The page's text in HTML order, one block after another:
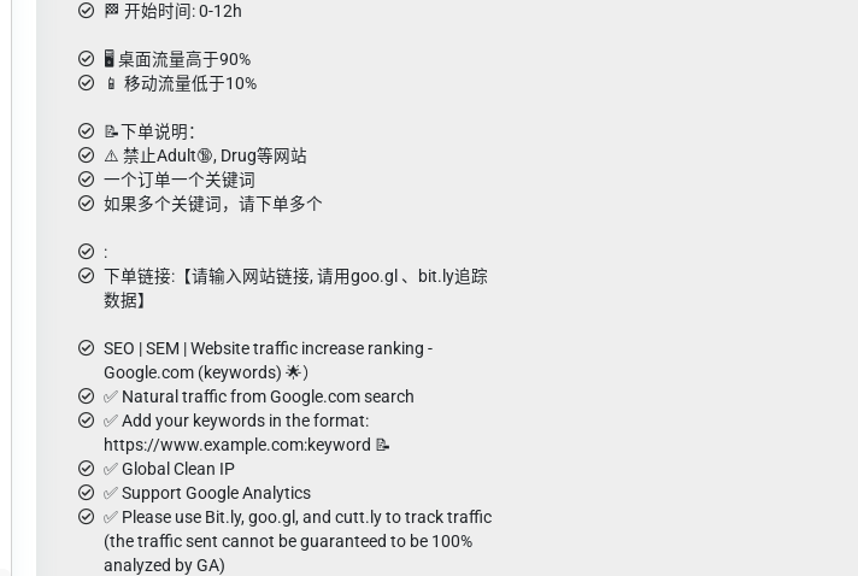
🏁 开始时间: 0-12h
🖥️ 桌面流量高于90%
📱 移动流量低于10%
📝下单说明：
⚠️ 禁止Adult🔞, Drug等网站
一个订单一个关键词
如果多个关键词，请下单多个
:
下单链接:【请输入网站链接, 请用goo.gl 、bit.ly追踪
数据】
SEO | SEM | Website traffic increase ranking -
Google.com (keywords) 🌟）
✅ Natural traffic from Google.com search
✅ Add your keywords in the format:
https://www.example.com:keyword 📝
✅ Global Clean IP
✅ Support Google Analytics
✅ Please use Bit.ly, goo.gl, and cutt.ly to track traffic
(the traffic sent cannot be guaranteed to be 100%
analyzed by GA)